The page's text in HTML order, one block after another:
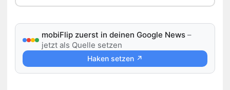
mobiFlip zuerst in deinen Google News –
jetzt als Quelle setzen
Haken setzen ↗